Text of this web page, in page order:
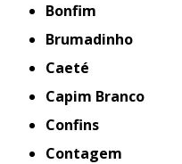
Bonfim
Brumadinho
Caeté
Capim Branco
Confins
Contagem